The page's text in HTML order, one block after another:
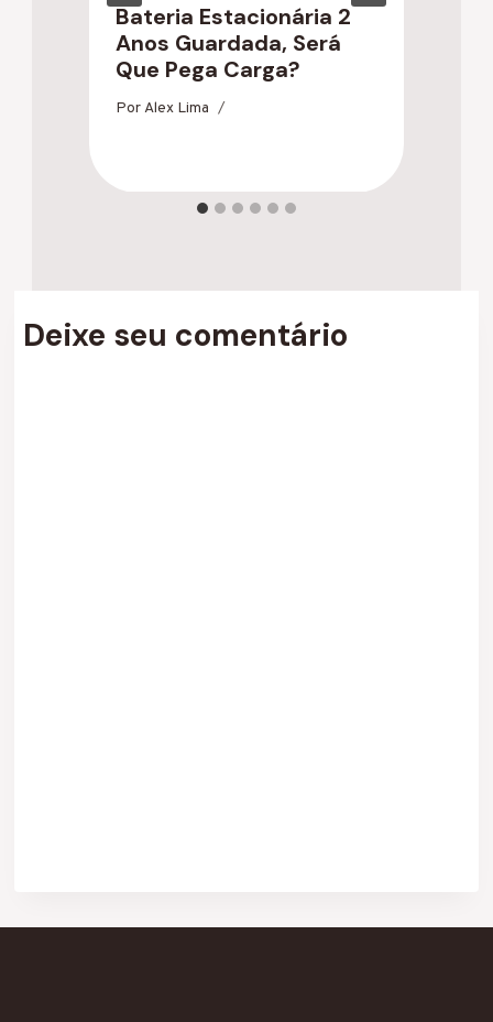
Bateria Estacionária 2
Anos Guardada, Será
Que Pega Carga?
Por Alex Lima
Deixe seu comentário